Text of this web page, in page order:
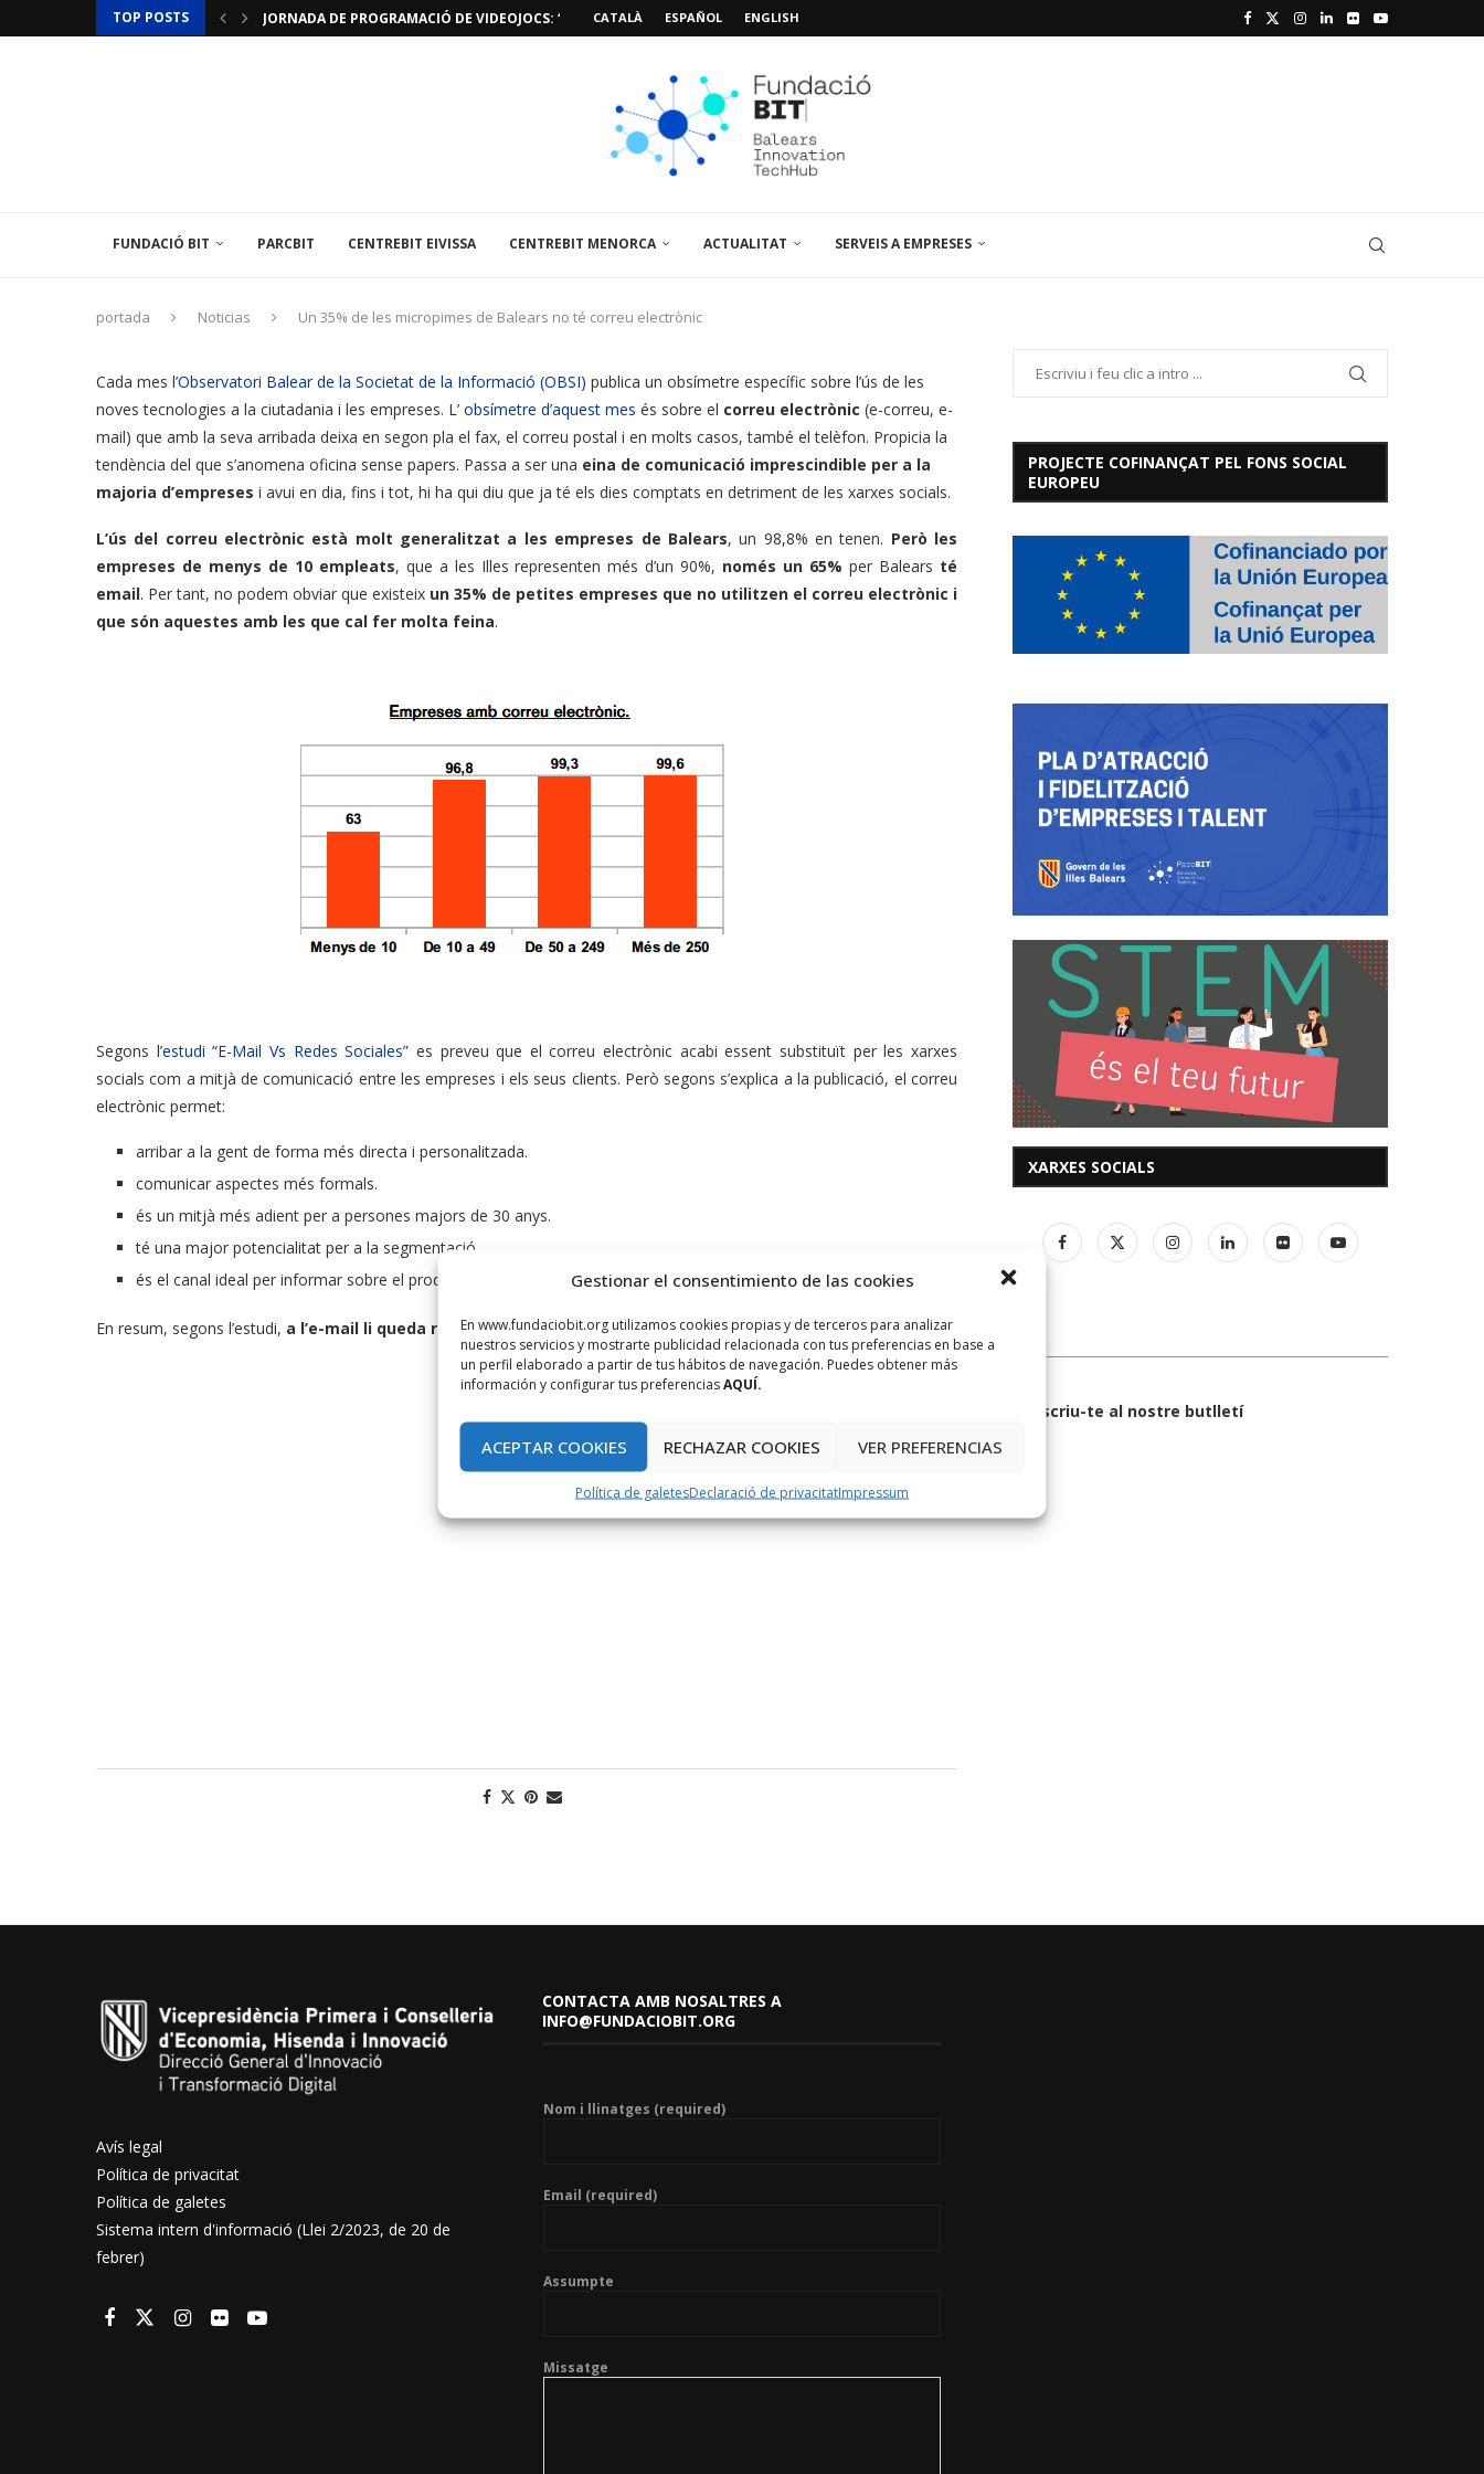
Gestionar el consentimiento de las cookies
En www.fundaciobit.org utilizamos cookies propias y de terceros para analizar
nuestros servicios y mostrarte publicidad relacionada con tus preferencias en base a
un perfil elaborado a partir de tus hábitos de navegación. Puedes obtener más
información y configurar tus preferenciasAQUÍ.
ACEPTAR COOKIES RECHAZAR COOKIES VER PREFERENCIAS
Política de galetesDeclaració de privacitatImpressum
TOP POSTS
JORNADA DE PROGRAMACIÓ DE VIDEOJOCS: “MISSIÓ POSIDÒNIA PRO”
CATALÀ ESPAÑOL ENGLISH
FUNDACIÓ BIT PARCBIT CENTREBIT EIVISSA CENTREBIT MENORCA ACTUALITAT SERVEIS A EMPRESES
portada Noticias Un 35% de les micropimes de Balears no té correu electrònic
Cada mes l’Observatori Balear de la Societat de la Informació (OBSI) publica un obsímetre específic sobre l’ús de les
noves tecnologies a la ciutadania i les empreses. L’ obsímetre d’aquest mes és sobre el correu electrònic (e-correu, e-
mail) que amb la seva arribada deixa en segon pla el fax, el correu postal i en molts casos, també el telèfon. Propicia la
tendència del que s’anomena oficina sense papers. Passa a ser una eina de comunicació imprescindible per a la
majoria d’empreses i avui en dia, fins i tot, hi ha qui diu que ja té els dies comptats en detriment de les xarxes socials.
L’ús del correu electrònic està molt generalitzat a les empreses de Balears, un 98,8% en tenen. Però les
empreses de menys de 10 empleats, que a les Illes representen més d’un 90%, només un 65% per Balears té
email. Per tant, no podem obviar que existeix un 35% de petites empreses que no utilitzen el correu electrònic i
que són aquestes amb les que cal fer molta feina.
Segons l’estudi “E-Mail Vs Redes Sociales” es preveu que el correu electrònic acabi essent substituït per les xarxes
socials com a mitjà de comunicació entre les empreses i els seus clients. Però segons s’explica a la publicació, el correu
electrònic permet:
arribar a la gent de forma més directa i personalitzada.
comunicar aspectes més formals.
és un mitjà més adient per a persones majors de 30 anys.
té una major potencialitat per a la segmentació.
és el canal ideal per informar sobre el producte i realitzar comunicacions formals.
En resum, segons l’estudi, a l’e-mail li queda recorregut encara, o això pensen els experts.
PROJECTE COFINANÇAT PEL FONS SOCIAL
EUROPEU
XARXES SOCIALS
Subscriu-te al nostre butlletí
Avís legal
Política de privacitat
Política de galetes
Sistema intern d'informació (Llei 2/2023, de 20 de
febrer)
CONTACTA AMB NOSALTRES A
INFO@FUNDACIOBIT.ORG
Nom i llinatges (required)
Email (required)
Assumpte
Missatge